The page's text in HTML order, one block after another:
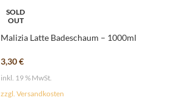
SOLD
OUT
Malizia Latte Badeschaum – 1000ml
3,30€
inkl. 19 % MwSt.
zzgl. Versandkosten